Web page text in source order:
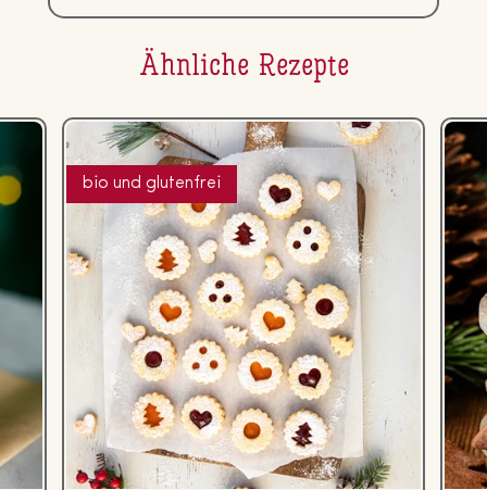
Ähnliche Rezepte
bio und glutenfrei